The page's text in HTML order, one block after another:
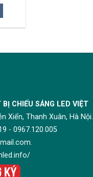
CHIẾU SÁNG LED VIỆT
Xiển, Thanh Xuân, Hà Nội.
- 0967.120.005